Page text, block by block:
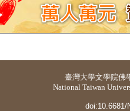
臺灣大學文學院佛
National Taiwan
doi:10.6681/